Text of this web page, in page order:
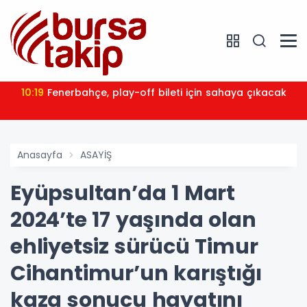
10:19 Fenerbahçe, play-off bileti için sahaya çıkacak
Anasayfa ASAYİŞ
Eyüpsultan’da 1 Mart
2024’te 17 yaşında olan
ehliyetsiz sürücü Timur
Cihantimur’un karıştığı
kaza sonucu hayatını